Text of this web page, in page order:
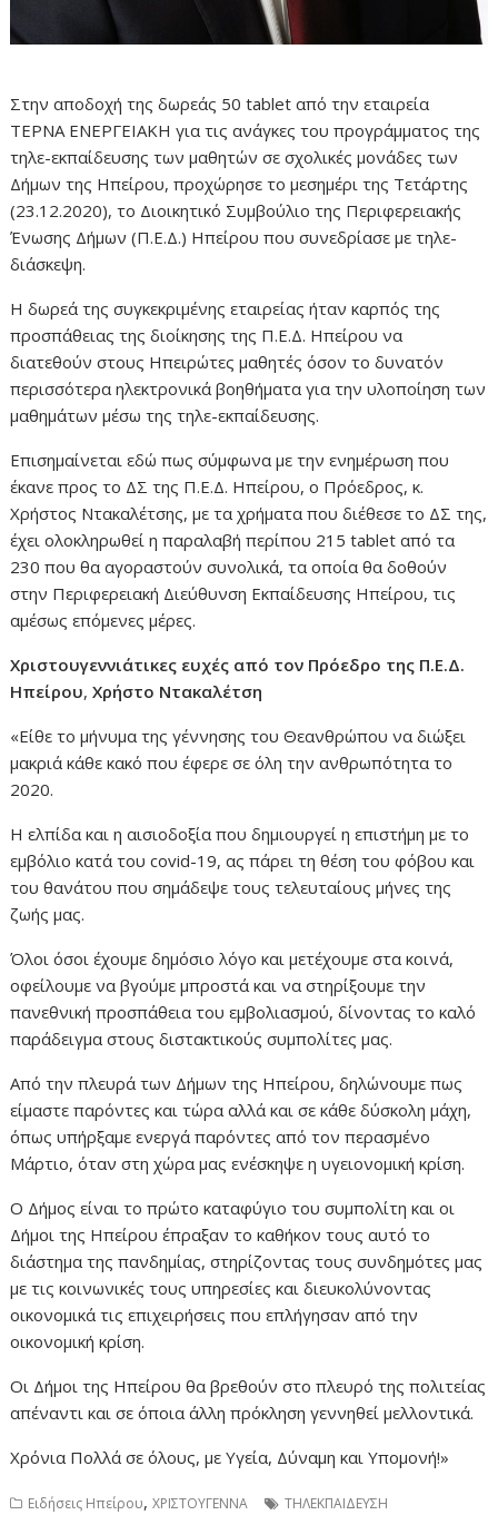
Στην αποδοχή της δωρεάς 50 tablet από την εταιρεία
ΤΕΡΝΑ ΕΝΕΡΓΕΙΑΚΗ για τις ανάγκες του προγράμματος της
τηλε-εκπαίδευσης των μαθητών σε σχολικές μονάδες των
Δήμων της Ηπείρου, προχώρησε το μεσημέρι της Τετάρτης
(23.12.2020), το Διοικητικό Συμβούλιο της Περιφερειακής
Ένωσης Δήμων (Π.Ε.Δ.) Ηπείρου που συνεδρίασε με τηλε-
διάσκεψη.
Η δωρεά της συγκεκριμένης εταιρείας ήταν καρπός της
προσπάθειας της διοίκησης της Π.Ε.Δ. Ηπείρου να
διατεθούν στους Ηπειρώτες μαθητές όσον το δυνατόν
περισσότερα ηλεκτρονικά βοηθήματα για την υλοποίηση των
μαθημάτων μέσω της τηλε-εκπαίδευσης.
Επισημαίνεται εδώ πως σύμφωνα με την ενημέρωση που
έκανε προς το ΔΣ της Π.Ε.Δ. Ηπείρου, ο Πρόεδρος, κ.
Χρήστος Ντακαλέτσης, με τα χρήματα που διέθεσε το ΔΣ της,
έχει ολοκληρωθεί η παραλαβή περίπου 215 tablet από τα
230 που θα αγοραστούν συνολικά, τα οποία θα δοθούν
στην Περιφερειακή Διεύθυνση Εκπαίδευσης Ηπείρου, τις
αμέσως επόμενες μέρες.
Χριστουγεννιάτικες ευχές από τον Πρόεδρο της Π.Ε.Δ.
Ηπείρου,Χρήστο Ντακαλέτση
«Είθε το μήνυμα της γέννησης του Θεανθρώπου να διώξει
μακριά κάθε κακό που έφερε σε όλη την ανθρωπότητα το
2020.
Η ελπίδα και η αισιοδοξία που δημιουργεί η επιστήμη με το
εμβόλιο κατά του covid-19, ας πάρει τη θέση του φόβου και
του θανάτου που σημάδεψε τους τελευταίους μήνες της
ζωής μας.
Όλοι όσοι έχουμε δημόσιο λόγο και μετέχουμε στα κοινά,
οφείλουμε να βγούμε μπροστά και να στηρίξουμε την
πανεθνική προσπάθεια του εμβολιασμού, δίνοντας το καλό
παράδειγμα στους διστακτικούς συμπολίτες μας.
Από την πλευρά των Δήμων της Ηπείρου, δηλώνουμε πως
είμαστε παρόντες και τώρα αλλά και σε κάθε δύσκολη μάχη,
όπως υπήρξαμε ενεργά παρόντες από τον περασμένο
Μάρτιο, όταν στη χώρα μας ενέσκηψε η υγειονομική κρίση.
Ο Δήμος είναι το πρώτο καταφύγιο του συμπολίτη και οι
Δήμοι της Ηπείρου έπραξαν το καθήκον τους αυτό το
διάστημα της πανδημίας, στηρίζοντας τους συνδημότες μας
με τις κοινωνικές τους υπηρεσίες και διευκολύνοντας
οικονομικά τις επιχειρήσεις που επλήγησαν από την
οικονομική κρίση.
Οι Δήμοι της Ηπείρου θα βρεθούν στο πλευρό της πολιτείας
απέναντι και σε όποια άλλη πρόκληση γεννηθεί μελλοντικά.
Χρόνια Πολλά σε όλους, με Υγεία, Δύναμη και Υπομονή!»
Ειδήσεις Ηπείρου,ΧΡΙΣΤΟΥΓΕΝΝΑ ΤΗΛΕΚΠΑΙΔΕΥΣΗ